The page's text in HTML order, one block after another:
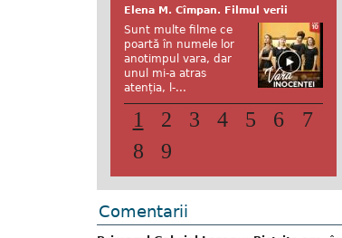
Elena M. Cîmpan. Filmul verii
Sunt multe filme ce
poartă în numele lor
anotimpul vara, dar
unul mi-a atras
atenția, l-...
1 2 3 4 5 6
7
8
9
Comentarii